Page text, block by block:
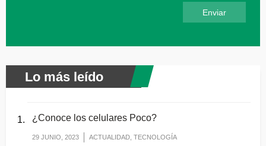
Lo más leído
¿Conoce los celulares Poco?
29 JUNIO, 2023 ACTUALIDAD, TECNOLOGÍA